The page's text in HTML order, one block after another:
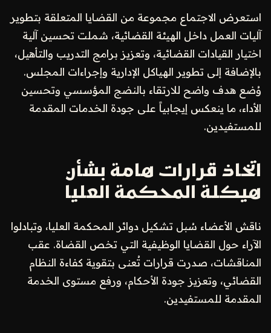
استعرض الاجتماع مجموعة من القضايا المتعلقة بتطوير
آليات العمل داخل الهيئة القضائية، شملت تحسين آلية
اختيار القيادات القضائية، وتعزيز برامج التدريب والتأهيل،
بالإضافة إلى تطوير الهياكل الإدارية وإجراءات المجلس.
وُضع هدف واضح للارتقاء بالنضج المؤسسي وتحسين
الأداء، ما ينعكس إيجابياً على جودة الخدمات المقدمة
للمستفيدين.
اتخاذ قرارات هامة بشأن
هيكلة المحكمة العليا
ناقش الأعضاء سُبل تشكيل دوائر المحكمة العليا، وتبادلوا
الآراء حول القضايا الوظيفية التي تخص القضاة. عقب
المناقشات، صدرت قرارات تُعنى بتقوية كفاءة النظام
القضائي، وتعزيز جودة الأحكام، ورفع مستوى الخدمة
المقدمة للمستفيدين.